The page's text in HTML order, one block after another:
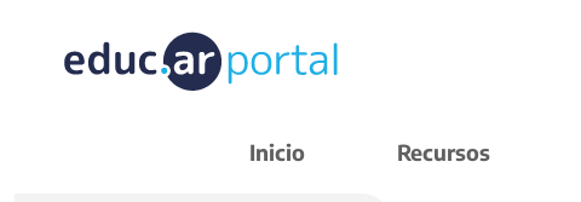
Inicio Recursos